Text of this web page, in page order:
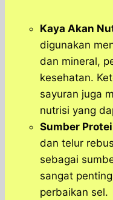
Kaya Akan
digunakan
dan mineral,
kesehatan.
sayuran juga
nutrisi yang
Sumber
dan telur
sebagai
sangat
perbaikan sel.